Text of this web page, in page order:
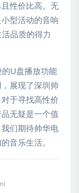
性价比高。无
型活动的音响
品质的得力
U盘播放功能
展现了深圳帅
于寻找高性价
无疑是一个值
们期待帅华电
音乐生活。